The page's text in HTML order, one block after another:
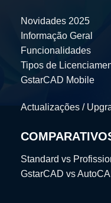
Novidades 2025
Informação Geral
Funcionalidades
Tipos de
GstarCAD Mobile
Actualizações /
Standard vs
GstarCAD vs